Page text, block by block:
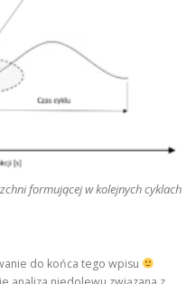
formującej w kolejnych cyklach
do końca tego wpisu